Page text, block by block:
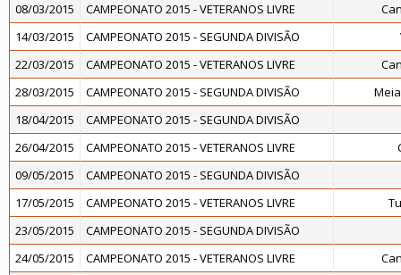
08/03/2015
CAMPEONATO 2015 - VETERANOS LIVRE
14/03/2015
CAMPEONATO 2015 - SEGUNDA DIVISÃO
22/03/2015
CAMPEONATO 2015 - VETERANOS LIVRE
28/03/2015
CAMPEONATO 2015 - SEGUNDA DIVISÃO
18/04/2015
CAMPEONATO 2015 - SEGUNDA DIVISÃO
26/04/2015
CAMPEONATO 2015 - VETERANOS LIVRE
09/05/2015
CAMPEONATO 2015 - SEGUNDA DIVISÃO
17/05/2015
CAMPEONATO 2015 - VETERANOS LIVRE
23/05/2015
CAMPEONATO 2015 - SEGUNDA DIVISÃO
24/05/2015
CAMPEONATO 2015 - VETERANOS LIVRE